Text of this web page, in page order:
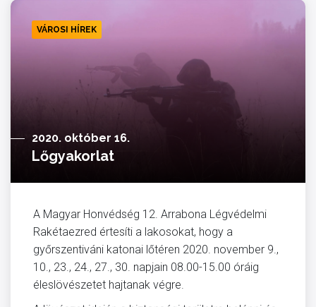
VÁROSI HÍREK
2020. október 16.
Lőgyakorlat
A Magyar Honvédség 12. Arrabona Légvédelmi
Rakétaezred értesíti a lakosokat, hogy a
győrszentiváni katonai lőtéren 2020. november 9.,
10., 23., 24., 27., 30. napjain 08.00-15.00 óráig
éleslövészetet hajtanak végre.